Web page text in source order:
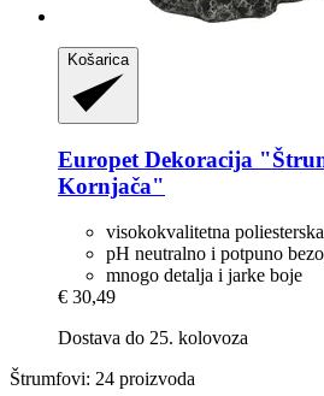
Košarica
Europet Dekoracija
Kornjača"
visokokvalitetna
pH neutralno i potpuno
mnogo detalja i jarke boje
€ 30,49
Dostava do 25. kolovoza
Štrumfovi: 24 proizvoda